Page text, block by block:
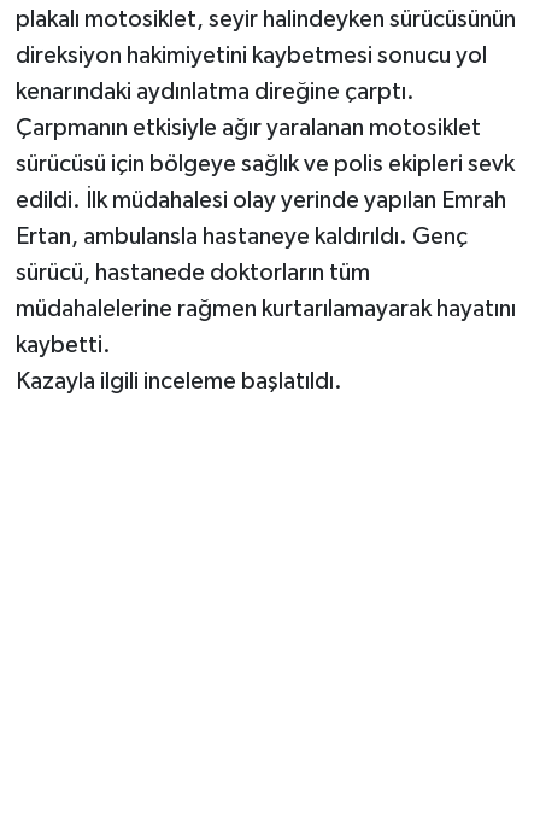
plakalı motosiklet, seyir halindeyken sürücüsünün
direksiyon hakimiyetini kaybetmesi sonucu yol
kenarındaki aydınlatma direğine çarptı.
Çarpmanın etkisiyle ağır yaralanan motosiklet
sürücüsü için bölgeye sağlık ve polis ekipleri sevk
edildi. İlk müdahalesi olay yerinde yapılan Emrah
Ertan, ambulansla hastaneye kaldırıldı. Genç
sürücü, hastanede doktorların tüm
müdahalelerine rağmen kurtarılamayarak hayatını
kaybetti.
Kazayla ilgili inceleme başlatıldı.